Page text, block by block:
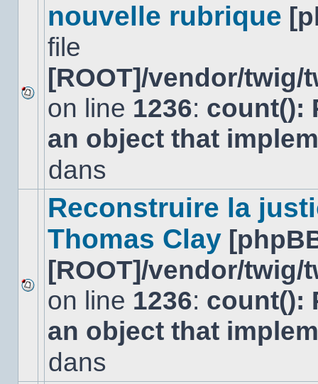
Aucun
nouveau
message
non-
dans
nouvelle rubrique
file
[ROOT]/vendor/
on line 1236: count():
an object that
dans
Aucun
nouveau
message
non-
dans
Reconstruire la
Thomas Clay
[ROOT]/vendor/
on line 1236: count():
an object that
dans